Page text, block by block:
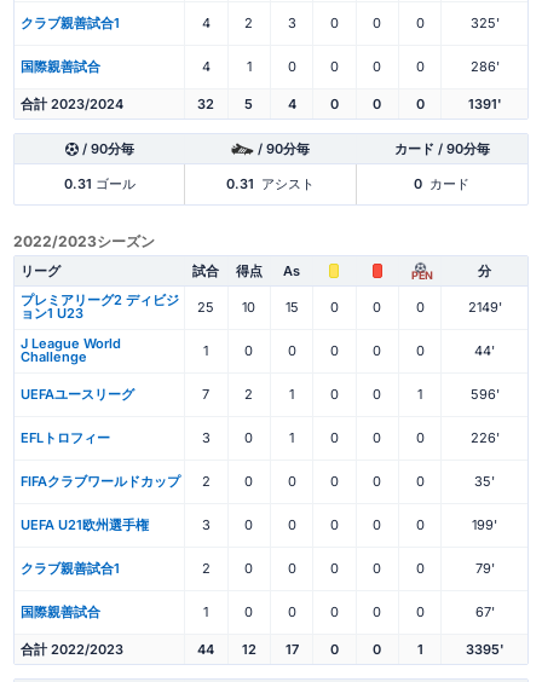
クラブ親善試合1 4 2 3 0 0 0 325'
国際親善試合 4 1 0 0 0 0 286'
合計 2023/2024 32 5 4 0 0 0 1391'
/ 90分毎 / 90分毎 カード / 90分毎
0.31 ゴール 0.31 アシスト 0 カード
2022/2023シーズン
リーグ 試合 得点 As PEN
分
プレミアリーグ2 ディビジ
ョン1 U23 25 10 15 0 0 0 2149'
J League World
Challenge 1 0 0 0 0 0 44'
UEFAユースリーグ 7 2 1 0 0 1 596'
EFLトロフィー 3 0 1 0 0 0 226'
FIFAクラブワールドカップ 2 0 0 0 0 0 35'
UEFA U21欧州選手権 3 0 0 0 0 0 199'
クラブ親善試合1 2 0 0 0 0 0 79'
国際親善試合 1 0 0 0 0 0 67'
合計 2022/2023 44 12 17 0 0 1 3395'